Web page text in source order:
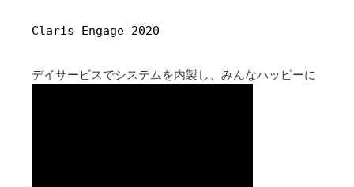
Claris Engage 2020
デイサービスでシステムを内製し、みんなハッピーに